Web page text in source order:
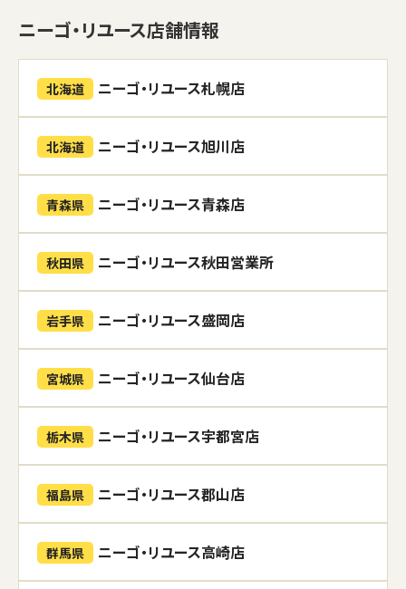
ニーゴ・リユース店舗情報
北海道 ニーゴ・リユース札幌店
北海道 ニーゴ・リユース旭川店
青森県 ニーゴ・リユース青森店
秋田県 ニーゴ・リユース秋田営業所
岩手県 ニーゴ・リユース盛岡店
宮城県 ニーゴ・リユース仙台店
栃木県 ニーゴ・リユース宇都宮店
福島県 ニーゴ・リユース郡山店
群馬県 ニーゴ・リユース高崎店